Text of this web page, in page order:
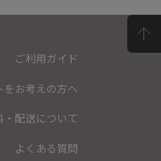
ご利用ガイド
をお考えの方へ
・配送について
よくある質問